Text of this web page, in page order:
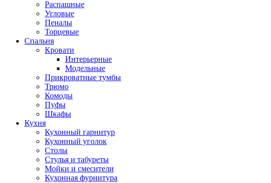
Распашные
Угловые
Пеналы
Торцевые
Спальня
Кровати
Интерьерные
Модельные
Прикроватные тумбы
Трюмо
Комоды
Пуфы
Шкафы
Кухня
Кухонный гарнитур
Кухонный уголок
Столы
Стулья и табуреты
Мойки и смесители
Кухонная фурнитура